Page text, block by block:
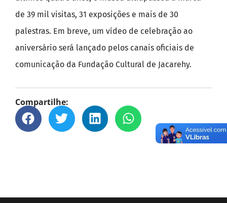
de 39 mil visitas, 31 exposições e mais de 30
palestras. Em breve, um vídeo de celebração ao
aniversário será lançado pelos canais oficiais de
comunicação da Fundação Cultural de Jacarehy.
Compartilhe: